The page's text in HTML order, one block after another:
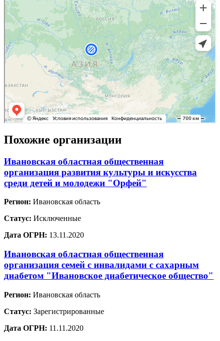
Похожие организации
Ивановская областная общественная
организация развития культуры и искусства
среди детей и молодежи "Орфей"
Регион: Ивановская область
Статус: Исключенные
Дата ОГРН: 13.11.2020
Ивановская областная общественная
организация семей с инвалидами с сахарным
диабетом "Ивановское диабетическое общество"
Регион: Ивановская область
Статус: Зарегистрированные
Дата ОГРН: 11.11.2020